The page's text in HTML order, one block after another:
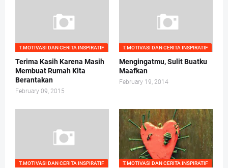
T.MOTIVASI DAN CERITA INSPIRATIF
Terima Kasih Karena Masih
Membuat Rumah Kita
Berantakan
February 09, 2015
T.MOTIVASI DAN CERITA INSPIRATIF
Mengingatmu, Sulit Buatku
Maafkan
February 19, 2014
T.MOTIVASI DAN CERITA INSPIRATIF T.MOTIVASI DAN CERITA INSPIRATIF